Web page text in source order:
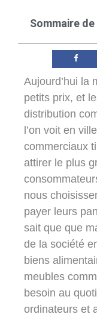
Sommaire
Aujourd’hui la
petits prix, et
distribution
l’on voit en
commerciaux
attirer le plus
nous
payer leurs
sait que que
de la société
biens
meubles
besoin au
ordinateurs et